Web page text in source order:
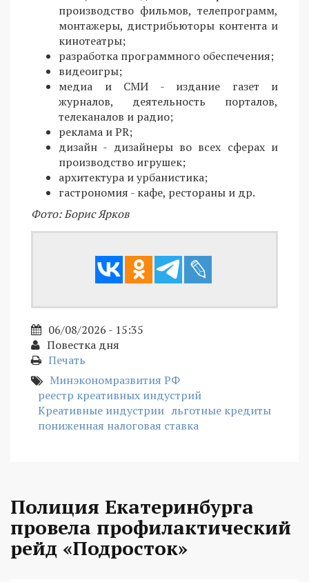
производство фильмов, телепрограмм,
монтажеры, дистрибьюторы контента и
кинотеатры;
разработка программного обеспечения;
видеоигры;
медиа и СМИ - издание газет и
журналов, деятельность порталов,
телеканалов и радио;
реклама и PR;
дизайн - дизайнеры во всех сферах и
производство игрушек;
архитектура и урбанистика;
гастрономия - кафе, рестораны и др.
Фото: Борис Ярков
06/08/2026 - 15:35
Повестка дня
Печать
Минэкономразвития РФ
реестр креативных индустрий
Креативные индустрии льготные кредиты
пониженная налоговая ставка
Полиция Екатеринбурга
провела профилактический
рейд «Подросток»